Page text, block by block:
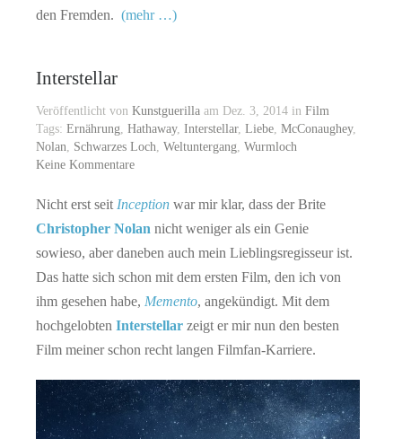
den Fremden. (mehr …)
Interstellar
Veröffentlicht von Kunstguerillaam Dez. 3, 2014 in Film
Tags: Ernährung, Hathaway, Interstellar, Liebe, McConaughey,
Nolan, Schwarzes Loch, Weltuntergang, Wurmloch
Keine Kommentare
Nicht erst seitInceptionwar mir klar, dass der Brite
Christopher Nolannicht weniger als ein Genie
sowieso, aber daneben auch mein Lieblingsregisseur ist.
Das hatte sich schon mit dem ersten Film, den ich von
ihm gesehen habe, Memento, angekündigt. Mit dem
hochgelobten Interstellarzeigt er mir nun den besten
Film meiner schon recht langen Filmfan-Karriere.